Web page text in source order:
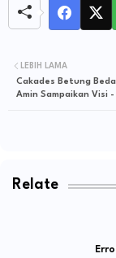
LEBIH LAMA
Cakades Betung
Amin Sampaikan Visi
Relate